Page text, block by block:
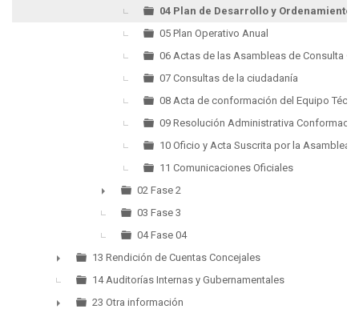
04 Plan de Desarrollo y Ordenamiento
05 Plan Operativo Anual
06 Actas de las Asambleas de Consulta
07 Consultas de la ciudadanía
08 Acta de conformación del Equipo
09 Resolución Administrativa
10 Oficio y Acta Suscrita por la Asamblea
11 Comunicaciones Oficiales
►
02 Fase 2
03 Fase 3
04 Fase 04
►
13 Rendición de Cuentas Concejales
14 Auditorías Internas y Gubernamentales
23 Otra información